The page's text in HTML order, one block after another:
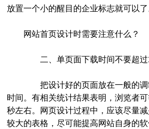
放置一个小的醒目的企业标志就可以了
网站首页设计时需要注意什么？
二、单页面下载时间不要超过
把设计好的页面放在一般的调
时间。有相关统计结果表明，浏览者
秒左右。网页设计过程中，应该尽量
较大的表格，尽可能提高网站自身的